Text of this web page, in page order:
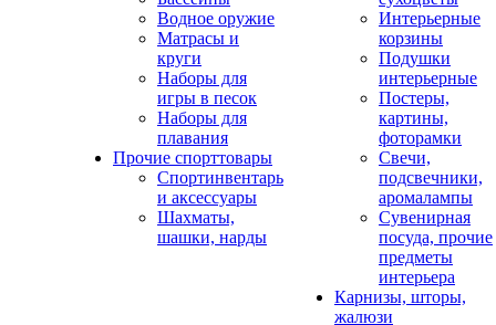
Водное оружие
Матрасы и
круги
Наборы для
игры в песок
Наборы для
плавания
Прочие спорттовары
Спортинвентарь
и аксессуары
Шахматы,
шашки, нарды
Интерьерные
корзины
Подушки
интерьерные
Постеры,
картины,
фоторамки
Свечи,
подсвечники,
аромалампы
Сувенирная
посуда, прочие
предметы
интерьера
Карнизы, шторы,
жалюзи